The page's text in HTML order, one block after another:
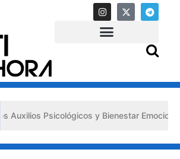
Psicológicos y Bienestar Emocional» ante